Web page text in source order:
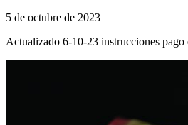
5 de octubre de 2023
Actualizado 6-10-23 instrucciones pago